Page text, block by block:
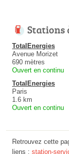
Stations
TotalEnergies
Avenue Morizet
690 mètres
Ouvert en continu
TotalEnergies
Paris
1.6 km
Ouvert en continu
Retrouvez cette
liens : station-